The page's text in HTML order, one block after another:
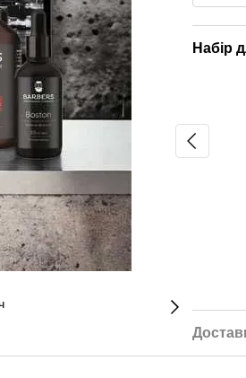
Набір